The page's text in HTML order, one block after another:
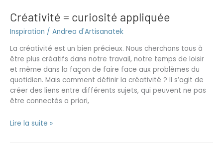
Créativité = curiosité appliquée
Inspiration / Andrea d'Artisanatek
La créativité est un bien précieux. Nous cherchons tous à
être plus créatifs dans notre travail, notre temps de loisir
et même dans la façon de faire face aux problèmes du
quotidien. Mais comment définir la créativité ? Il s’agit de
créer des liens entre différents sujets, qui peuvent ne pas
être connectés a priori,
Lire la suite »